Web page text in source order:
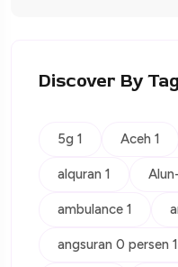
Discover By
5g 1 Aceh 1
alquran 1
ambulance 1
angsuran 0 persen 1